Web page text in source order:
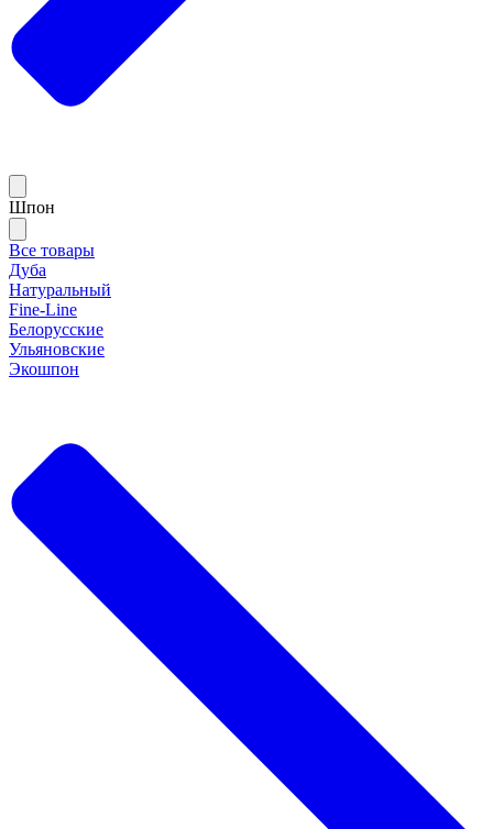
Шпон
Все товары
Дуба
Натуральный
Fine-Line
Белорусские
Ульяновские
Экошпон